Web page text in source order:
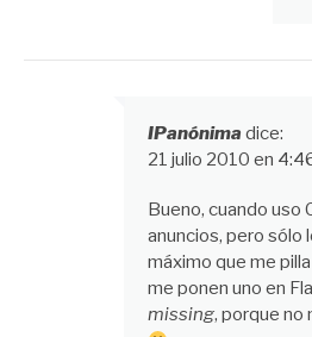
IPanónima dice:
21 julio 2010 en
Bueno, cuando uso
anuncios, pero sólo
máximo que me
me ponen uno en
missing, porque no